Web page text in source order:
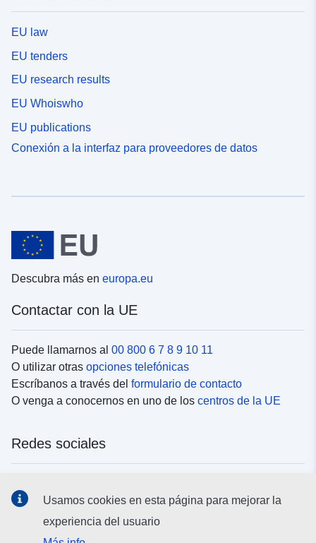
EU law
EU tenders
EU research results
EU Whoiswho
EU publications
Conexión a la interfaz para proveedores de datos
Descubra más en europa.eu
Contactar con la UE
Puede llamarnos al 00 800 6 7 8 9 10 11
O utilizar otras opciones telefónicas
Escríbanos a través del formulario de contacto
O venga a conocernos en uno de los centros de la UE
Redes sociales
Instituciones y organismos de la UE
Usamos cookies en esta página para mejorar la
experiencia del usuario